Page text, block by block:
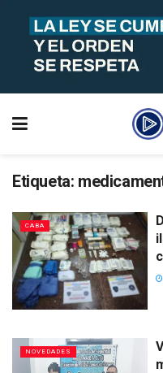
Etiqueta:
CABA
NOVEDADES